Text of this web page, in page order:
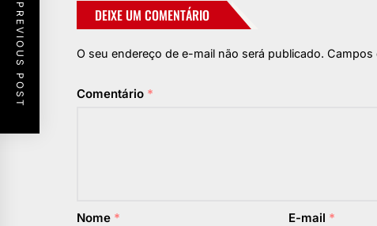
DEIXE UM COMENTÁRIO
O seu endereço de e-mail não será publicado. Campos
Comentário *
Nome * E-mail *
PREVIOUS POST